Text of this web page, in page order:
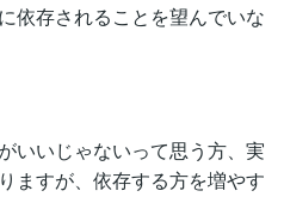
依存されることを望んでいな
いいじゃないって思う方、実
ますが、依存する方を増やす